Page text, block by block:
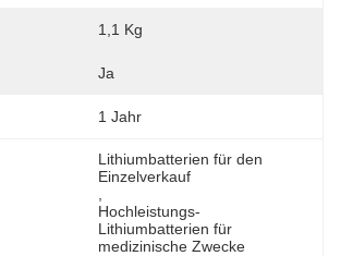
1,1 Kg
Ja
1 Jahr
Lithiumbatterien für den
Einzelverkauf
Hochleistungs-
Lithiumbatterien für
medizinische Zwecke